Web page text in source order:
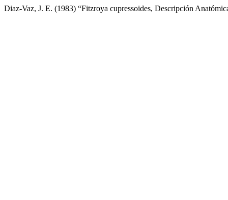
Diaz-Vaz, J. E. (1983) “Fitzroya cupressoides, Descripción